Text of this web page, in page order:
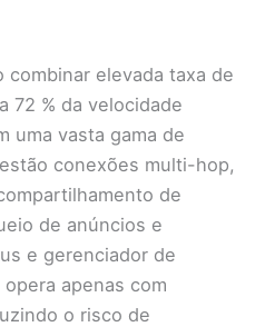
combinar elevada taxa de
72 % da velocidade
uma vasta gama de
conexões multi-hop,
de
de anúncios e
e gerenciador de
apenas com
o risco de